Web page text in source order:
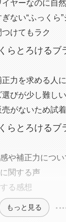
ヤーなのに自
ない“ふっくら”
けてもラク
らとろけるブ
力を求める人
びが少し難し
がないため試
らとろけるブ
や補正力につい
関する声
る感想
もっと見る